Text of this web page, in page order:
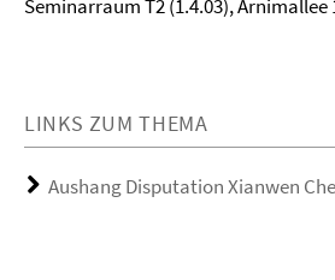
Seminarraum T2 (1.4.03), Arnimallee
LINKS ZUM THEMA
Aushang Disputation Xianwen